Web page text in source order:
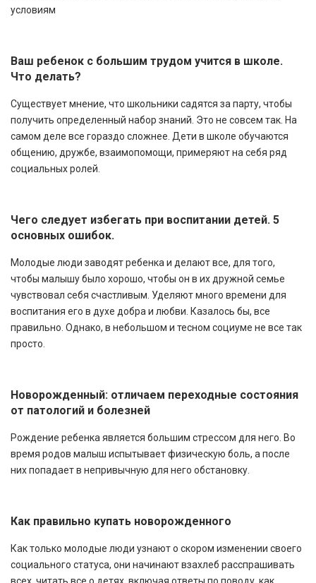
условиям
Ваш ребенок с большим трудом учится в школе.
Что делать?
Существует мнение, что школьники садятся за парту, чтобы
получить определенный набор знаний. Это не совсем так. На
самом деле все гораздо сложнее. Дети в школе обучаются
общению, дружбе, взаимопомощи, примеряют на себя ряд
социальных ролей.
Чего следует избегать при воспитании детей. 5
основных ошибок.
Молодые люди заводят ребенка и делают все, для того,
чтобы малышу было хорошо, чтобы он в их дружной семье
чувствовал себя счастливым. Уделяют много времени для
воспитания его в духе добра и любви. Казалось бы, все
правильно. Однако, в небольшом и тесном социуме не все так
просто.
Новорожденный: отличаем переходные состояния
от патологий и болезней
Рождение ребенка является большим стрессом для него. Во
время родов малыш испытывает физическую боль, а после
них попадает в непривычную для него обстановку.
Как правильно купать новорожденного
Как только молодые люди узнают о скором изменении своего
социального статуса, они начинают взахлеб расспрашивать